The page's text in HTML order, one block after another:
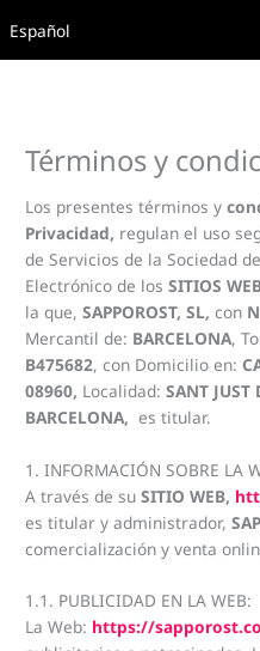
al
contenido
Español
Términos y
Los presentes términos y
Privacidad, regulan el uso
de Servicios de la Sociedad
Electrónico de losSITIOS
la que, SAPPOROST, SL,con
Mercantil de: BARCELONA,
B475682, con Domicilio en:
08960, Localidad:SANT JUST
BARCELONA, es titular.
1. INFORMACIÓN SOBRE LA
A través de suSITIO WEB,
es titular y administrador,
comercialización y venta
1.1. PUBLICIDAD EN LA WEB:
La Web: https://